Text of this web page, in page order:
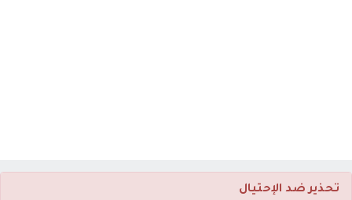
تحذير ضد الإحتيال